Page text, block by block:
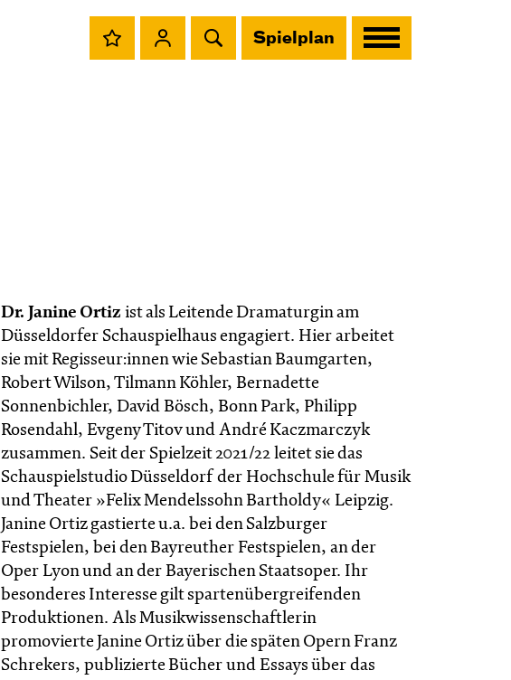
Spielplan
Dr. Janine Ortiz ist als Leitende Dramaturgin am
Düsseldorfer Schauspielhaus engagiert. Hier arbeitet
sie mit Regisseur:innen wie Sebastian Baumgarten,
Robert Wilson, Tilmann Köhler, Bernadette
Sonnenbichler, David Bösch, Bonn Park, Philipp
Rosendahl, Evgeny Titov und André Kaczmarczyk
zusammen. Seit der Spielzeit 2021/22 leitet sie das
Schauspielstudio Düsseldorf der Hochschule für Musik
und Theater »Felix Mendelssohn Bartholdy« Leipzig.
Janine Ortiz gastierte u.a. bei den Salzburger
Festspielen, bei den Bayreuther Festspielen, an der
Oper Lyon und an der Bayerischen Staatsoper. Ihr
besonderes Interesse gilt spartenübergreifenden
Produktionen. Als Musikwissenschaftlerin
promovierte Janine Ortiz über die späten Opern Franz
Schrekers, publizierte Bücher und Essays über das